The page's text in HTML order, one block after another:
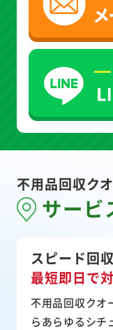
不用品回収ク
サービ
スピード回収
最短即日で
不用品回収クオ
らあらゆるシチ